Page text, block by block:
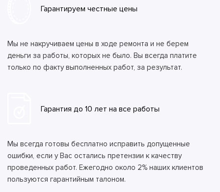
Гарантируем честные цены
Мы не накручиваем цены в ходе ремонта и не берем
деньги за работы, которых не было. Вы всегда платите
только по факту выполненных работ, за результат.
Гарантия до 10 лет на все работы
Мы всегда готовы бесплатно исправить допущенные
ошибки, если у Вас остались претензии к качеству
проведенных работ. Ежегодно около 2% наших клиентов
пользуются гарантийным талоном.